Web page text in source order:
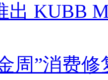
出 KUBB
周”消费